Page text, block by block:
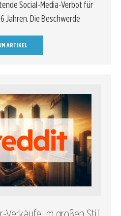
Social-Media-Verbot für
Jahren. Die Beschwerde
ARTIKEL